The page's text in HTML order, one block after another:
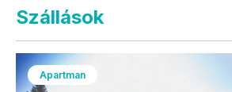
Szállások
Apartman